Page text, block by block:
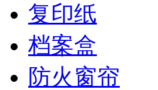
复印纸
档案盒
防火窗帘